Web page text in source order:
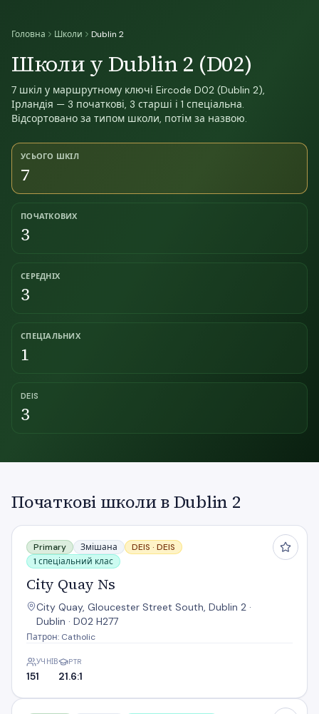
Головна Школи Dublin 2
Школи у Dublin 2 (D02)
7 шкіл у маршрутному ключі Eircode D02 (Dublin 2),
Ірландія — 3 початкові, 3 старші і 1 спеціальна.
Відсортовано за типом школи, потім за назвою.
УСЬОГО ШКІЛ
7
ПОЧАТКОВИХ
3
СЕРЕДНІХ
3
СПЕЦІАЛЬНИХ
1
DEIS
3
Початкові школи в Dublin 2
City Quay Ns
Primary Змішана DEIS · DEIS
1 спеціальний клас
City Quay Ns
City Quay, Gloucester Street South, Dublin 2 ·
Dublin · D02 H277
Патрон: Catholic
УЧНІВ
151
PTR
21.6:1
Harcourt Terrace Educate Together National School